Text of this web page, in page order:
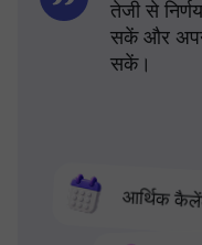
आर्थिक
तेजी से
सकें और
सकें।